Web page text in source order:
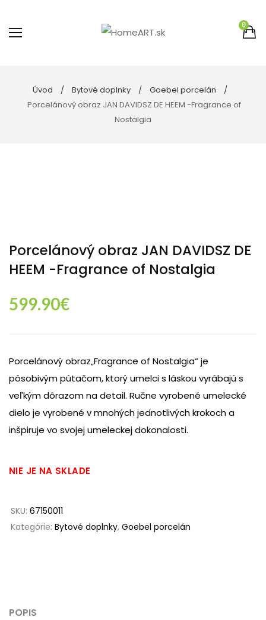
0
Úvod Bytové doplnky
Goebel porcelán
Porcelánový obraz JAN DAVIDSZ DE HEEM -Fragrance of
Nostalgia
Porcelánový obraz JAN DAVIDSZ DE
HEEM -Fragrance of Nostalgia
599.90€
Porcelánový obraz„Fragrance of Nostalgia“ je
pôsobivým pútačom, ktorý umelci s láskou vyrábajú s
veľkým dôrazom na detail. Ručne vyrobené umelecké
dielo je vyrobené v mnohých jednotlivých krokoch a
inšpiruje vo svojej umeleckej dokonalosti.
NIE JE NA SKLADE
SKU: 67150011
Kategórie: Bytové doplnky, Goebel porcelán
POPIS